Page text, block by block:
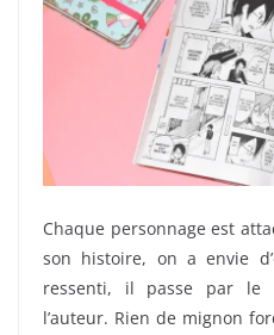
Chaque personnage est
son histoire, on a envie
ressenti, il passe par le
l’auteur. Rien de mignon